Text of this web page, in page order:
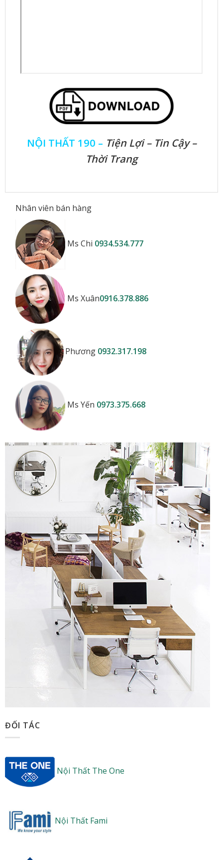
NỘI THẤT 190 – Tiện Lợi – Tin Cậy –
Thời Trang
Nhân viên bán hàng
Ms Chi 0934.534.777
Ms Xuân0916.378.886
Phương 0932.317.198
Ms Yến 0973.375.668
ĐỐI TÁC
Nội Thất The One
Nội Thất Fami